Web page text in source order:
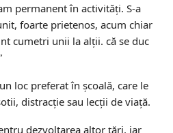
permanent în activități. S-a
foarte prietenos, acum chiar
cumetri unii la alții. că se duc
loc preferat în școală, care le
distracție sau lecții de viață.
dezvoltarea altor țări, iar